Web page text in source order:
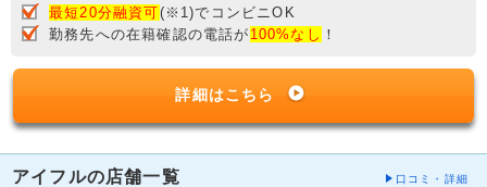
最短20分融資可(※1)でコンビニOK
勤務先への在籍確認の電話が 100%なし ！
詳細はこちら
アイフルの店舗一覧 口コミ・詳細